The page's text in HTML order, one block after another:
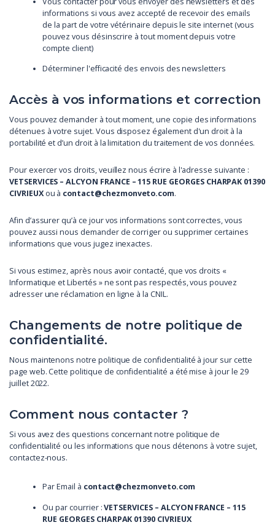
informations si vous avez accepté de recevoir des emails
de la part de votre vétérinaire depuis le site internet (vous
pouvez vous désinscrire à tout moment depuis votre
compte client)
Déterminer l'efficacité des envois des newsletters
Accès à vos informations et correction
Vous pouvez demander à tout moment, une copie des informations
détenues à votre sujet. Vous disposez également d'un droit à la
portabilité et d’un droit à la limitation du traitement de vos données.
Pour exercer vos droits, veuillez nous écrire à l'adresse suivante :
VETSERVICES – ALCYON FRANCE – 115 RUE GEORGES CHARPAK 01390
CIVRIEUXou à contact@chezmonveto.com.
Afin d’assurer qu’à ce jour vos informations sont correctes, vous
pouvez aussi nous demander de corriger ou supprimer certaines
informations que vous jugez inexactes.
Si vous estimez, après nous avoir contacté, que vos droits «
Informatique et Libertés » ne sont pas respectés, vous pouvez
adresser une réclamation en ligne à la CNIL.
Changements de notre politique de
confidentialité.
Nous maintenons notre politique de confidentialité à jour sur cette
page web. Cette politique de confidentialité a été mise à jour le 29
juillet 2022.
Comment nous contacter ?
Si vous avez des questions concernant notre politique de
confidentialité ou les informations que nous détenons à votre sujet,
contactez-nous.
Par Email à contact@chezmonveto.com
Ou par courrier :VETSERVICES – ALCYON FRANCE – 115
RUE GEORGES CHARPAK 01390 CIVRIEUX